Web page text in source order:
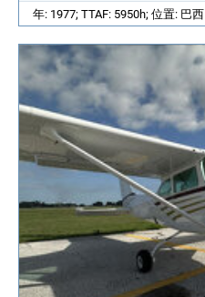
年: 1977; TTAF: 5950h; 位置: 巴西